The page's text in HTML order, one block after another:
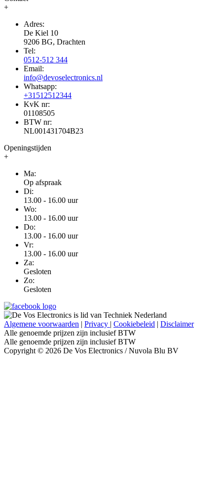
+
Adres:
De Kiel 10
9206 BG, Drachten
Tel:
0512-512 344
Email:
info@devoselectronics.nl
Whatsapp:
+31512512344
KvK nr:
01108505
BTW nr:
NL001431704B23
Openingstijden
+
Ma:
Op afspraak
Di:
13.00 - 16.00 uur
Wo:
13.00 - 16.00 uur
Do:
13.00 - 16.00 uur
Vr:
13.00 - 16.00 uur
Za:
Gesloten
Zo:
Gesloten
Algemene voorwaarden | Privacy | Cookiebeleid | Disclaimer
Alle genoemde prijzen zijn inclusief BTW
Alle genoemde prijzen zijn inclusief BTW
Copyright © 2026 De Vos Electronics / Nuvola Blu BV